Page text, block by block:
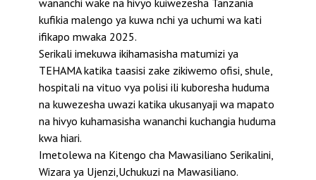
wananchi wake na hivyo kuiwezesha Tanzania
kufikia malengo ya kuwa nchi ya uchumi wa kati
ifikapo mwaka 2025.
Serikali imekuwa ikihamasisha matumizi ya
TEHAMA katika taasisi zake zikiwemo ofisi, shule,
hospitali na vituo vya polisi ili kuboresha huduma
na kuwezesha uwazi katika ukusanyaji wa mapato
na hivyo kuhamasisha wananchi kuchangia huduma
kwa hiari.
Imetolewa na Kitengo cha Mawasiliano Serikalini,
Wizara ya Ujenzi,Uchukuzi na Mawasiliano.